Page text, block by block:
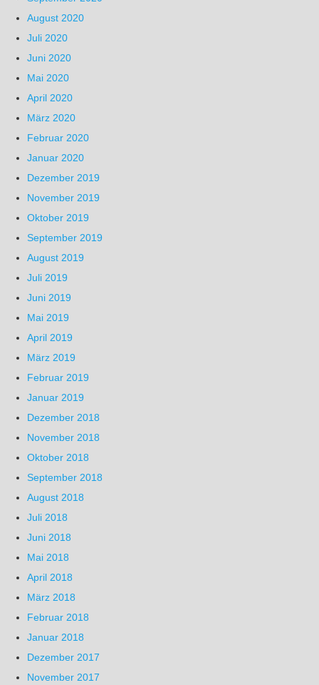
August 2020
Juli 2020
Juni 2020
Mai 2020
April 2020
März 2020
Februar 2020
Januar 2020
Dezember 2019
November 2019
Oktober 2019
September 2019
August 2019
Juli 2019
Juni 2019
Mai 2019
April 2019
März 2019
Februar 2019
Januar 2019
Dezember 2018
November 2018
Oktober 2018
September 2018
August 2018
Juli 2018
Juni 2018
Mai 2018
April 2018
März 2018
Februar 2018
Januar 2018
Dezember 2017
November 2017